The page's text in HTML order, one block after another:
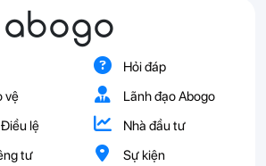
abogo
vệ
lệ
tư
Hỏi đáp
Lãnh đạo Abogo
Nhà đầu tư
Sự kiện